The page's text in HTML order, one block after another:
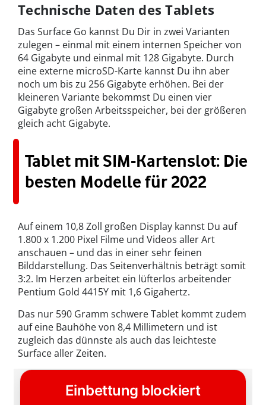
Technische Daten des Tablets
Das Surface Go kannst Du Dir in zwei Varianten
zulegen – einmal mit einem internen Speicher von
64 Gigabyte und einmal mit 128 Gigabyte. Durch
eine externe microSD-Karte kannst Du ihn aber
noch um bis zu 256 Gigabyte erhöhen. Bei der
kleineren Variante bekommst Du einen vier
Gigabyte großen Arbeitsspeicher, bei der größeren
gleich acht Gigabyte.
Tablet mit SIM-Kartenslot: Die
besten Modelle für 2022
Auf einem 10,8 Zoll großen Display kannst Du auf
1.800 x 1.200 Pixel Filme und Videos aller Art
anschauen – und das in einer sehr feinen
Bilddarstellung. Das Seitenverhältnis beträgt somit
3:2. Im Herzen arbeitet ein lüfterlos arbeitender
Pentium Gold 4415Y mit 1,6 Gigahertz.
Das nur 590 Gramm schwere Tablet kommt zudem
auf eine Bauhöhe von 8,4 Millimetern und ist
zugleich das dünnste als auch das leichteste
Surface aller Zeiten.